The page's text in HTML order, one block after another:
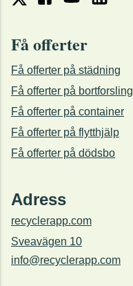
Få offerter
Få offerter på städning
Få offerter på bortforsling
Få offerter på container
Få offerter på flytthjälp
Få offerter på dödsbo
Adress
recyclerapp.com
Sveavägen 10
info@recyclerapp.com